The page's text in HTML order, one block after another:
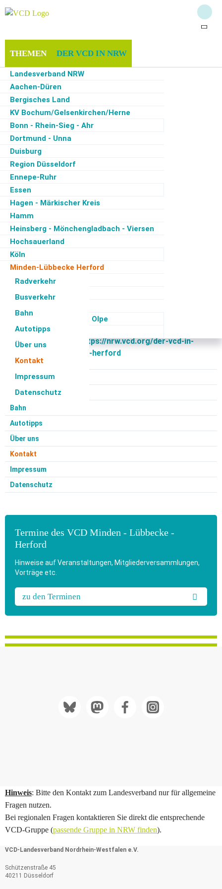
THEMEN DER VCD IN NRW
Landesverband NRW
Aachen-Düren
Bergisches Land
KV Bochum/Gelsenkirchen/Herne
Bonn - Rhein-Sieg - Ahr
Dortmund - Unna
Duisburg
Region Düsseldorf
Ennepe-Ruhr
Essen
Hagen - Märkischer Kreis
Hamm
Heinsberg - Mönchengladbach - Viersen
Hochsauerland
Köln
Minden-Lübbecke Herford
Radverkehr
Busverkehr
Bahn
Autotipps
Über uns
Kontakt
Impressum
Datenschutz
Mülheim/Oberhausen
Münsterland
Siegen-Wittgenstein - Olpe
Soest
SERVICE
Start·Der VCD in NRW
Kontakt
Ihr Kontakt zum VCD Minden-Lübbecke Herford
Verkehrsclub Deutschland
Kreisverband Minden-Lübbecke-Herford e.V.
Bültestraße 70
32584 Löhne
Telefon: 0152 – 5264 1244
Internet:www.vcd.org/minden-herford
gleichbedeutend für:
https://nrw.vcd.org/der-vcd-in-
nrw/minden-luebbecke-herford
Radverkehr
Busverkehr
Bahn
Autotipps
Über uns
Kontakt
Impressum
Datenschutz
Termine des VCD Minden - Lübbecke -
Herford
Hinweise auf Veranstaltungen, Mitgliederversammlungen,
Vorträge etc.
zu den Terminen
Hinweis: Bitte den Kontakt zum Landesverband nur für allgemeine
Fragen nutzen.
Bei regionalen Fragen kontaktieren Sie direkt die entsprechende
VCD-Gruppe (passende Gruppe in NRW finden).
VCD-Landesverband Nordrhein-Westfalen e.V.
Schützenstraße 45
40211 Düsseldorf